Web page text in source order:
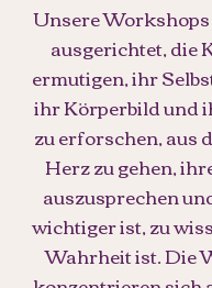
Unsere
ausgerichtet, die
ermutigen, ihr
ihr Körperbild und
zu erforschen, aus
Herz zu gehen,
auszusprechen
wichtiger ist, zu
Wahrheit ist. Die